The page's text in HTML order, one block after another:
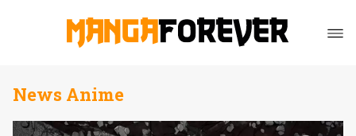
News Anime